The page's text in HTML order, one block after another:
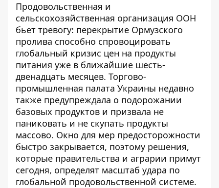
Продовольственная и
сельскохозяйственная организация ООН
бьет тревогу: перекрытие Ормузского
пролива способно спровоцировать
глобальный кризис цен на продукты
питания уже в ближайшие шесть-
двенадцать месяцев. Торгово-
промышленная палата Украины недавно
также предупреждала о подорожании
базовых продуктов и призвала не
паниковать и не скупать продукты
массово. Окно для мер предосторожности
быстро закрывается, поэтому решения,
которые правительства и аграрии примут
сегодня, определят масштаб удара по
глобальной продовольственной системе.